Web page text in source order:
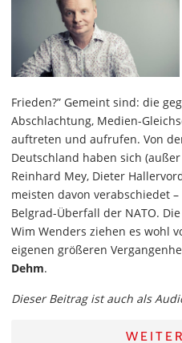
Frieden?” Gemeint sind: die
Abschlachtung, Medien-
auftreten und aufrufen. Von
Deutschland haben sich
Reinhard Mey, Dieter
meisten davon verabschiedet
Belgrad-Überfall der NATO.
Wim Wenders ziehen es wohl
eigenen größeren
Dehm.
Dieser Beitrag ist auch als